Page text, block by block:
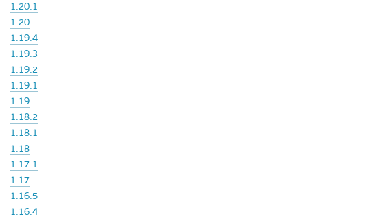
1.20.1
1.20
1.19.4
1.19.3
1.19.2
1.19.1
1.19
1.18.2
1.18.1
1.18
1.17.1
1.17
1.16.5
1.16.4